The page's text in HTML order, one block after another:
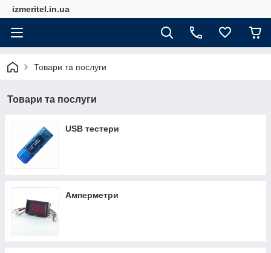
izmeritel.in.ua
Товари та послуги
Товари та послуги
USB тестери
Амперметри